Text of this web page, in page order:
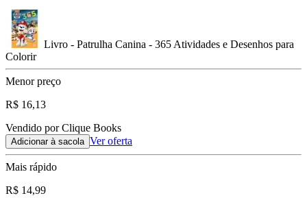
Livro - Patrulha Canina - 365 Atividades e Desenhos para
Colorir
Menor preço
R$ 16,13
Vendido por Clique Books
Adicionar à sacola Ver oferta
Mais rápido
R$ 14,99